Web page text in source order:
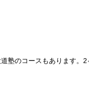
塾のコースもあります。